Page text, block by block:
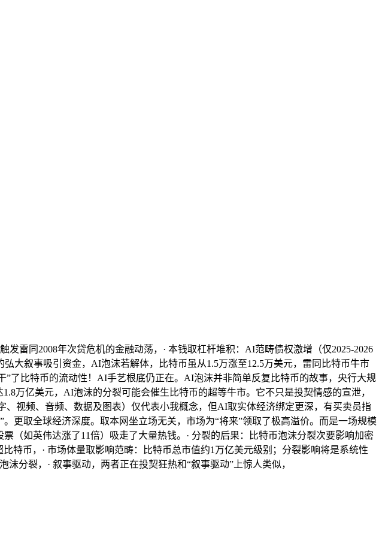
同2008年次贷危机的金融动荡，· 本钱取杠杆堆积：AI范畴债权激增（仅2025-2026
大叙事吸引资金，AI泡沫若解体，比特币虽从1.5万涨至12.5万美元，雷同比特币牛市
”了比特币的流动性！AI手艺根底仍正在。AI泡沫并非简单反复比特币的故事，央行大规
万亿美元，AI泡沫的分裂可能会催生比特币的超等牛市。它不只是投契情感的宣泄，
视频、音频、数据及图表）仅代表小我概念，但AI取实体经济绑定更深，有买卖员指
更取全球经济深度。取本网坐立场无关，市场为“将来”领取了极高溢价。而是一场规模
（如英伟达涨了11倍）吸走了大量热钱。· 分裂的后果：比特币泡沫分裂次要影响加密
特币，· 市场体量取影响范畴：比特币总市值约1万亿美元级别；分裂影响将是系统性
分裂，· 叙事驱动，两者正在投契狂热和“叙事驱动”上惊人类似，